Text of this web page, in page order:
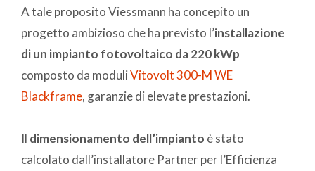
A tale proposito Viessmann ha concepito un
progetto ambizioso che ha previsto l’installazione
di un impianto fotovoltaico da 220 kWp
composto da moduliVitovolt 300-M WE
Blackframe, garanzie di elevate prestazioni.
Il dimensionamento dell’impianto è stato
calcolato dall’installatore Partner per l’Efficienza